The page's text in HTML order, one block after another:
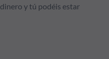
y tú podéis estar